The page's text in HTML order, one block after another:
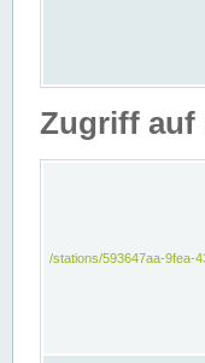
Zugriff auf
/stations/593647aa-9fea-